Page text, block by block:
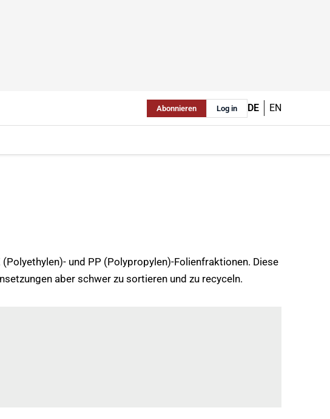
Abonnieren Log in DE EN
und PP (Polypropylen)-Folienfraktionen. Diese
aber schwer zu sortieren und zu recyceln.